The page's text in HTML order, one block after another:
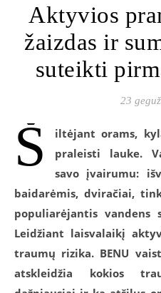
Aktyvios
žaizdas ir
suteikti
23
Š
iltėjant orams,
praleisti lauke.
savo įvairumu:
baidarėmis, dviračiai,
populiarėjantis vandens
Leidžiant laisvalaikį
traumų rizika. BENU
atskleidžia kokios